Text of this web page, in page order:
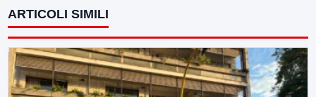
ARTICOLI SIMILI